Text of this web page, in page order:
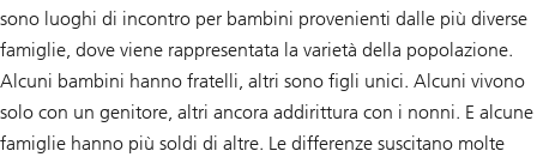
sono luoghi di incontro per bambini provenienti dalle più diverse
famiglie, dove viene rappresentata la varietà della popolazione.
Alcuni bambini hanno fratelli, altri sono figli unici. Alcuni vivono
solo con un genitore, altri ancora addirittura con i nonni. E alcune
famiglie hanno più soldi di altre. Le differenze suscitano molte